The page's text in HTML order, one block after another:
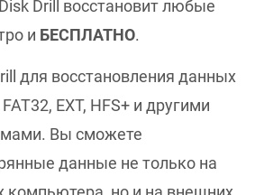
Drill восстановит любые
и БЕСПЛАТНО.
для восстановления данных
EXT, HFS+ и другими
Вы сможете
данные не только на